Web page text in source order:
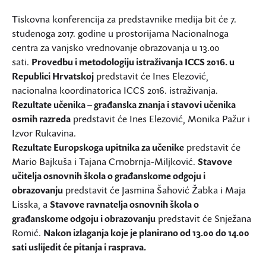
Tiskovna konferencija za predstavnike medija bit će 7.
studenoga 2017. godine u prostorijama Nacionalnoga
centra za vanjsko vrednovanje obrazovanja u 13.00
sati. Provedbu i metodologiju istraživanja ICCS 2016. u
Republici Hrvatskoj predstavit će Ines Elezović,
nacionalna koordinatorica ICCS 2016. istraživanja.
Rezultate učenika – građanska znanja i stavovi učenika
osmih razreda predstavit će Ines Elezović, Monika Pažur i
Izvor Rukavina.
Rezultate Europskoga upitnika za učenike predstavit će
Mario Bajkuša i Tajana Crnobrnja-Miljković. Stavove
učitelja osnovnih škola o građanskome odgoju i
obrazovanju predstavit će Jasmina Šahović Žabka i Maja
Lisska, aStavove ravnatelja osnovnih škola o
građanskome odgoju i obrazovanju predstavit će Snježana
Romić. Nakon izlaganja koje je planirano od 13.00 do 14.00
sati uslijedit će pitanja i rasprava.